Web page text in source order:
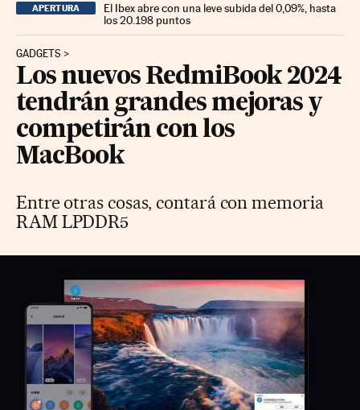
APERTURA
El Ibex abre con una leve subida del 0,09%, hasta
los 20.198 puntos
GADGETS
Los nuevos RedmiBook 2024
tendrán grandes mejoras y
competirán con los
MacBook
Entre otras cosas, contará con memoria
RAM LPDDR5